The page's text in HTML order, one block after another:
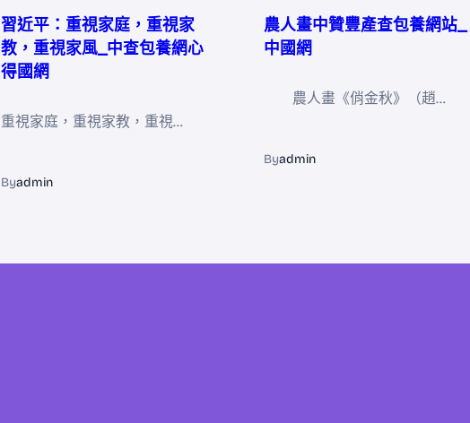
習近平：重視家庭，重視家
教，重視家風_中查包養網心
得國網
重視家庭，重視家教，重視…
Byadmin
農人畫中贊豐產查包養網站_
中國網
農人畫《俏金秋》（趙…
Byadmin